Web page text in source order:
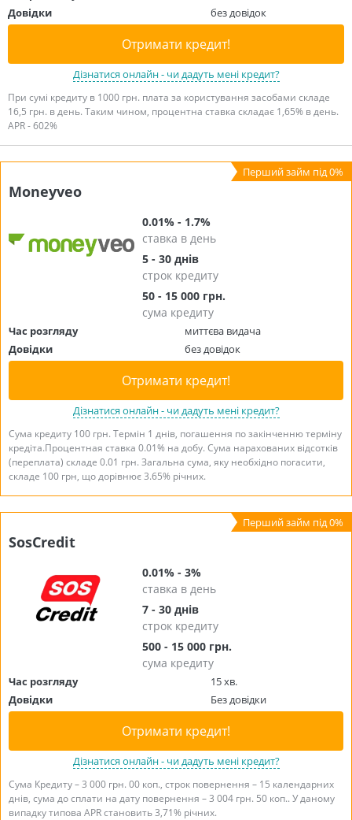
Довідки
без довідок
Отримати кредит!
Дізнатися онлайн - чи дадуть мені кредит?
При сумі кредиту в 1000 грн. плата за користування засобами складе
16,5 грн. в день. Таким чином, процентна ставка складає 1,65% в день.
APR - 602%
Moneyveo
0.01% - 1.7%
ставка в день
5 - 30 днів
строк кредиту
50 - 15 000 грн.
сума кредиту
Час розгляду
миттєва видача
Довідки
без довідок
Отримати кредит!
Дізнатися онлайн - чи дадуть мені кредит?
Сума кредиту 100 грн. Термін 1 днів, погашення по закінченню терміну
кредіта.Процентная ставка 0.01% на добу. Сума нарахованих відсотків
(переплата) складе 0.01 грн. Загальна сума, яку необхідно погасити,
складе 100 грн, що дорівнює 3.65% річних.
SosCredit
0.01% - 3%
ставка в день
7 - 30 днів
строк кредиту
500 - 15 000 грн.
сума кредиту
Час розгляду
15 хв.
Довідки
Без довідки
Отримати кредит!
Дізнатися онлайн - чи дадуть мені кредит?
Сума Кредиту – 3 000 грн. 00 коп., строк повернення – 15 календарних
днів, сума до сплати на дату повернення – 3 004 грн. 50 коп.. У даному
випадку типова APR становить 3,71% річних.